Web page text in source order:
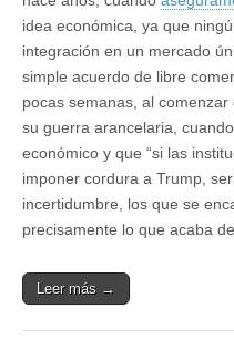
idea económica, ya que
integración en un mercado
simple acuerdo de libre
pocas semanas, al
su guerra arancelaria,
económico y que “si las
imponer cordura a Trump,
incertidumbre, los que se
precisamente lo que acaba
Leer más →